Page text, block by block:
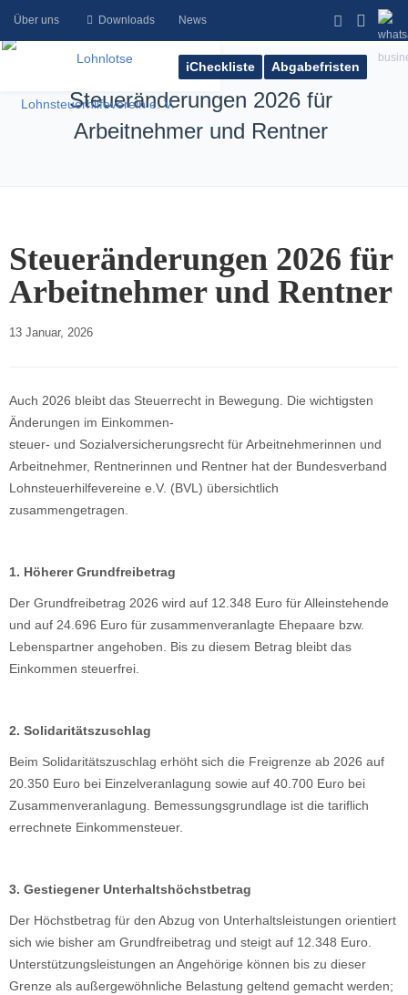
Abgabefristen
iCheckliste
Über uns Downloads News
Steueränderungen 2026 für
Arbeitnehmer und Rentner
Steueränderungen 2026 für
Arbeitnehmer und Rentner
13 Januar, 2026
Auch 2026 bleibt das Steuerrecht in Bewegung. Die wichtigsten
Änderungen im Einkommen-
steuer- und Sozialversicherungsrecht für Arbeitnehmerinnen und
Arbeitnehmer, Rentnerinnen und Rentner hat der Bundesverband
Lohnsteuerhilfevereine e.V. (BVL) übersichtlich
zusammengetragen.
1. Höherer Grundfreibetrag
Der Grundfreibetrag 2026 wird auf 12.348 Euro für Alleinstehende
und auf 24.696 Euro für zusammenveranlagte Ehepaare bzw.
Lebenspartner angehoben. Bis zu diesem Betrag bleibt das
Einkommen steuerfrei.
2. Solidaritätszuschlag
Beim Solidaritätszuschlag erhöht sich die Freigrenze ab 2026 auf
20.350 Euro bei Einzelveranlagung sowie auf 40.700 Euro bei
Zusammenveranlagung. Bemessungsgrundlage ist die tariflich
errechnete Einkommensteuer.
3. Gestiegener Unterhaltshöchstbetrag
Der Höchstbetrag für den Abzug von Unterhaltsleistungen orientiert
sich wie bisher am Grundfreibetrag und steigt auf 12.348 Euro.
Unterstützungsleistungen an Angehörige können bis zu dieser
Grenze als außergewöhnliche Belastung geltend gemacht werden;